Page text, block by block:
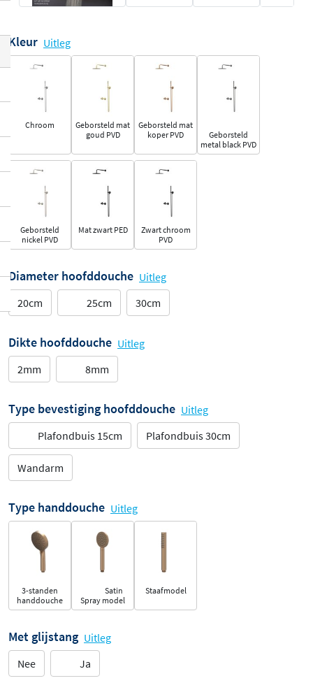
Kleur Uitleg
Chroom
Geborsteld mat
goud PVD
Geborsteld mat
koper PVD
Geborsteld
metal black PVD
Geborsteld
nickel PVD
Mat zwart PED
Zwart chroom
PVD
Diameter hoofddouche Uitleg
20cm
25cm 30cm
Dikte hoofddouche Uitleg
2mm
8mm
Type bevestiging hoofddouche Uitleg
Plafondbuis 15cm
Plafondbuis 30cm
Wandarm
Type handdouche Uitleg
3-standen
handdouche
Satin
Spray model
Staafmodel
Met glijstang Uitleg
Nee
Ja